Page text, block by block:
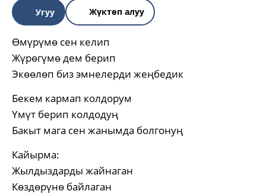
Угуу Жүктөп алуу
Өмүрүмө сен келип
Жүрөгүмө дем берип
Экөөлөп биз эмнелерди жеңбедик
Бекем кармап колдорум
Үмүт берип колдодуң
Бакыт мага сен жанымда болгонуң
Кайырма:
Жылдыздарды жайнаган
Көздөрүнө байлаган